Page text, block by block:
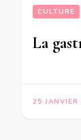
CULTURE
La
25 JANVIER